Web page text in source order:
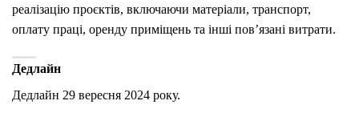
реалізацію проєктів, включаючи матеріали, транспорт,
оплату праці, оренду приміщень та інші пов’язані витрати.
Дедлайн
Дедлайн 29 вересня 2024 року.